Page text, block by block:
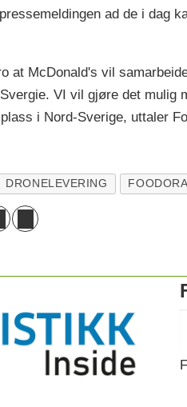
ad de i dag
at McDonald's vil
VI vil gjøre det
i Nord-Sverige, uttaler
DRONELEVERING FOODORA